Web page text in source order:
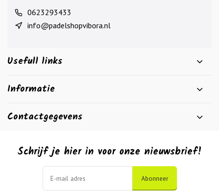
0623293433
info@padelshopvibora.nl
Usefull links
Informatie
Contactgegevens
Schrijf je hier in voor onze nieuwsbrief!
Abonneer